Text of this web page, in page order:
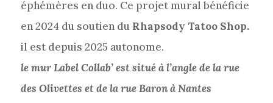
éphémères en duo. Ce projet mural bénéficie
en 2024 du soutien du Rhapsody Tatoo Shop.
il est depuis 2025 autonome.
le mur Label Collab’ est situé à l’angle de la rue
des Olivettes et de la rue Baron à Nantes